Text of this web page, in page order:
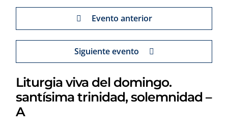
Evento anterior
Siguiente evento
Liturgia viva del domingo.
santísima trinidad, solemnidad –
A